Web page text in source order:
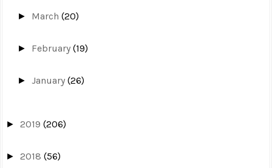
► March(20)
► February(19)
►January(26)
► 2019 (206)
► 2018 (56)